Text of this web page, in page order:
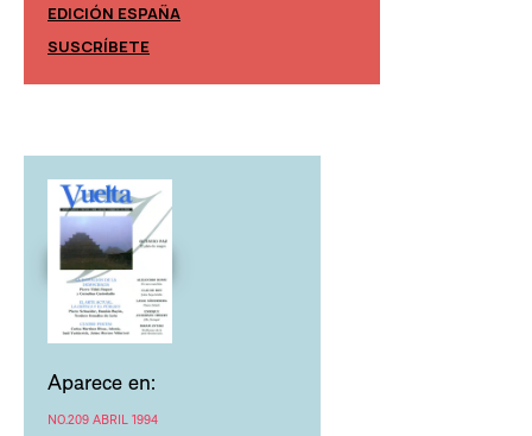
EDICIÓN ESPAÑA
SUSCRÍBETE
Aparece en:
NO.209 ABRIL 1994